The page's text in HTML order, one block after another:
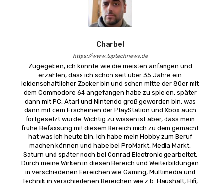
Charbel
https://www.toptechnews.de
Zugegeben, ich könnte wie die meisten anfangen und
erzählen, dass ich schon seit über 35 Jahre ein
leidenschaftlicher Zocker bin und schon mitte der 80er mit
dem Commodore 64 angefangen habe zu spielen, später
dann mit PC, Atari und Nintendo groß geworden bin, was
dann mit dem Erscheinen der PlayStation und Xbox auch
fortgesetzt wurde. Wichtig zu wissen ist aber, dass mein
frühe Befassung mit diesem Bereich mich zu dem gemacht
hat was ich heute bin. Ich habe mein Hobby zum Beruf
machen können und habe bei ProMarkt, Media Markt,
Saturn und später noch bei Conrad Electronic gearbeitet.
Durch meine Wirken in diesen Bereich und Weiterbildungen
in verschiedenen Bereichen wie Gaming, Multimedia und
Technik in verschiedenen Bereichen wie z.b. Haushalt, Hifi,